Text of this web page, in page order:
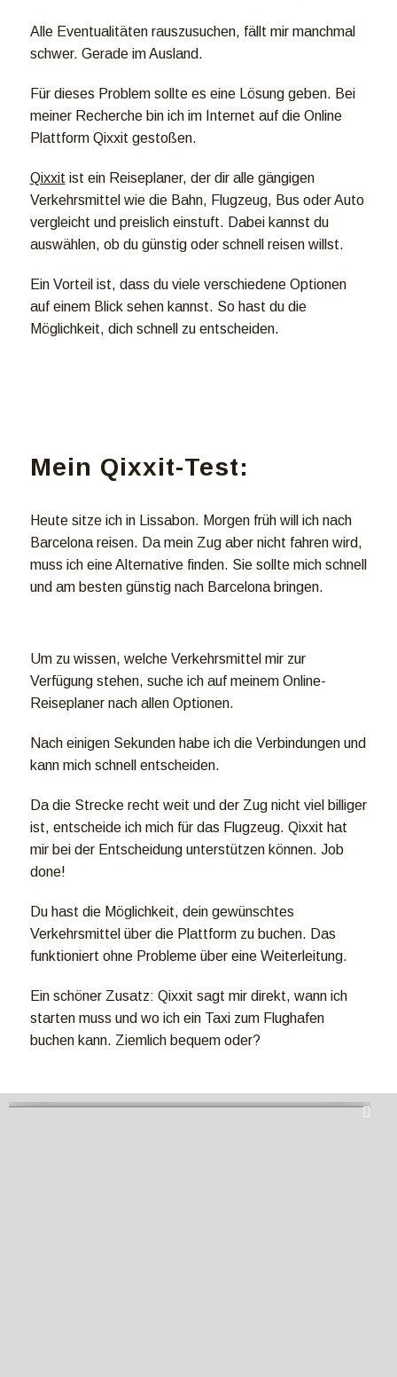
Alle Eventualitäten rauszusuchen, fällt mir manchmal
schwer. Gerade im Ausland.
Für dieses Problem sollte es eine Lösung geben. Bei
meiner Recherche bin ich im Internet auf die Online
Plattform Qixxit gestoßen.
Qixxit ist ein Reiseplaner, der dir alle gängigen
Verkehrsmittel wie die Bahn, Flugzeug, Bus oder Auto
vergleicht und preislich einstuft. Dabei kannst du
auswählen, ob du günstig oder schnell reisen willst.
Ein Vorteil ist, dass du viele verschiedene Optionen
auf einem Blick sehen kannst. So hast du die
Möglichkeit, dich schnell zu entscheiden.
Mein Qixxit-Test:
Heute sitze ich in Lissabon. Morgen früh will ich nach
Barcelona reisen. Da mein Zug aber nicht fahren wird,
muss ich eine Alternative finden. Sie sollte mich schnell
und am besten günstig nach Barcelona bringen.
Um zu wissen, welche Verkehrsmittel mir zur
Verfügung stehen, suche ich auf meinem Online-
Reiseplaner nach allen Optionen.
Nach einigen Sekunden habe ich die Verbindungen und
kann mich schnell entscheiden.
Da die Strecke recht weit und der Zug nicht viel billiger
ist, entscheide ich mich für das Flugzeug. Qixxit hat
mir bei der Entscheidung unterstützen können. Job
done!
Du hast die Möglichkeit, dein gewünschtes
Verkehrsmittel über die Plattform zu buchen. Das
funktioniert ohne Probleme über eine Weiterleitung.
Ein schöner Zusatz: Qixxit sagt mir direkt, wann ich
starten muss und wo ich ein Taxi zum Flughafen
buchen kann. Ziemlich bequem oder?
Kanntest duQixxitschon oder nutzt du ein anderes